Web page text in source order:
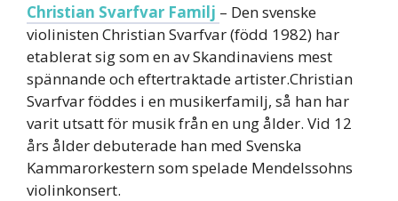
Christian Svarfvar Familj – Den svenske
violinisten Christian Svarfvar (född 1982) har
etablerat sig som en av Skandinaviens mest
spännande och eftertraktade artister.Christian
Svarfvar föddes i en musikerfamilj, så han har
varit utsatt för musik från en ung ålder. Vid 12
års ålder debuterade han med Svenska
Kammarorkestern som spelade Mendelssohns
violinkonsert.